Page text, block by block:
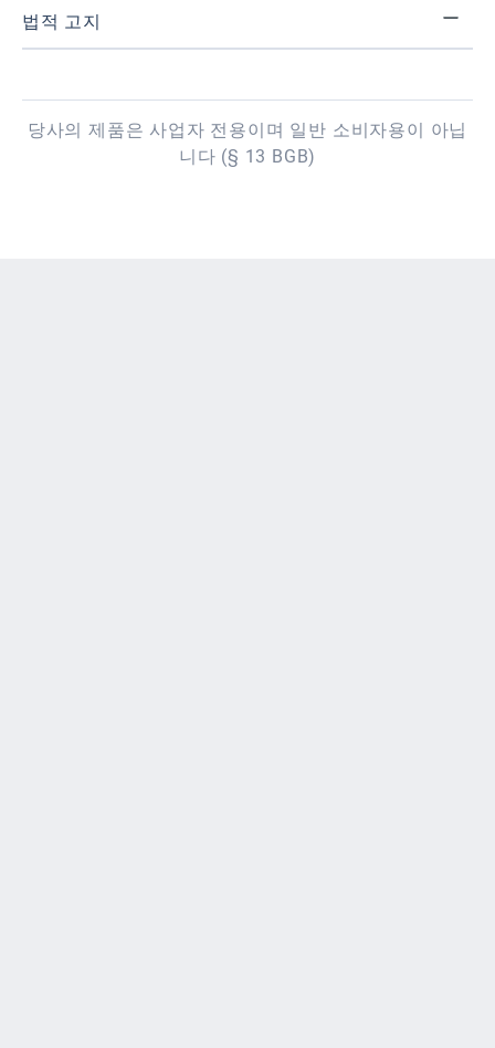
법적 고지
당사의 제품은 사업자 전용이며 일반 소비자용이 아닙
니다 (§ 13 BGB)